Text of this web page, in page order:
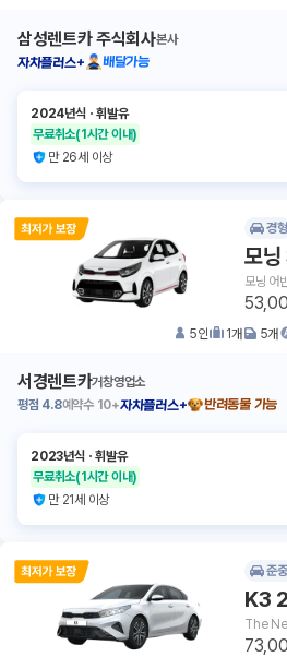
삼성렌트카 주식회사본사
자차플러스+
배달가능
2024년식 ㆍ휘발유
무료취소(1시간 이내)
만 26세 이상
경형
모
모닝 어
5인 1개 5개
서경렌트카거창영업소
평점 4.8예약수 10+자차플러스+ 반려동물 가능
2023년식 ㆍ휘발유
무료취소(1시간 이내)
만 21세 이상
준
K3
The